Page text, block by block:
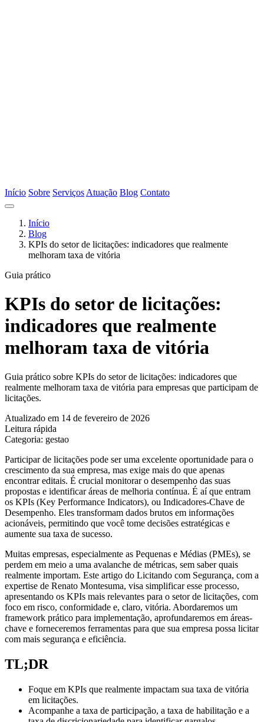
Início Sobre Serviços Atuação Blog Contato
Início
Blog
KPIs do setor de licitações: indicadores que realmente
melhoram taxa de vitória
Guia prático
KPIs do setor de licitações:
indicadores que realmente
melhoram taxa de vitória
Guia prático sobre KPIs do setor de licitações: indicadores que
realmente melhoram taxa de vitória para empresas que participam de
licitações.
Atualizado em 14 de fevereiro de 2026
Leitura rápida
Categoria: gestao
Participar de licitações pode ser uma excelente oportunidade para o
crescimento da sua empresa, mas exige mais do que apenas
encontrar editais. É crucial monitorar o desempenho das suas
propostas e identificar áreas de melhoria contínua. É aí que entram
os KPIs (Key Performance Indicators), ou Indicadores-Chave de
Desempenho. Eles transformam dados brutos em informações
acionáveis, permitindo que você tome decisões estratégicas e
aumente sua taxa de sucesso.
Muitas empresas, especialmente as Pequenas e Médias (PMEs), se
perdem em meio a uma avalanche de métricas, sem saber quais
realmente importam. Este artigo do Licitando com Segurança, com a
expertise de Renato Montesuma, visa simplificar esse processo,
apresentando os KPIs mais relevantes para o setor de licitações, com
foco em risco, conformidade e, claro, vitória. Abordaremos um
framework prático para implementação, aprofundaremos em áreas-
chave e forneceremos ferramentas para que sua empresa possa licitar
com mais segurança e eficiência.
TL;DR
Foque em KPIs que realmente impactam sua taxa de vitória
em licitações.
Acompanhe a taxa de participação, a taxa de habilitação e a